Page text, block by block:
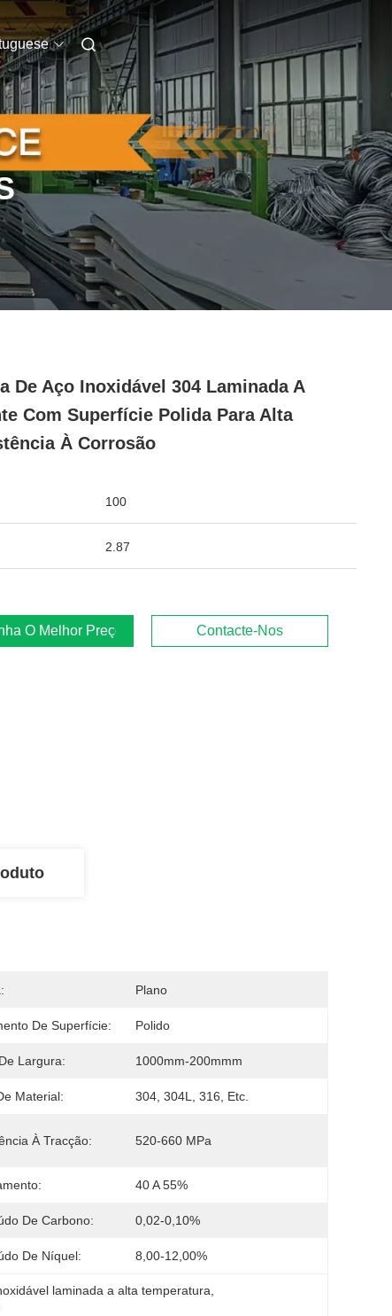
De Aço Inoxidável 304 Laminada A
Com Superfície Polida Para Alta
À Corrosão
100
2.87
O Melhor Preço Contacte-Nos
Plano
De Superfície: Polido
Largura: 1000mm-200mmm
Material: 304, 304L, 316, Etc.
À Tracção: 520-660 MPa
40 A 55%
De Carbono: 0,02-0,10%
De Níquel: 8,00-12,00%
laminada a alta temperatura